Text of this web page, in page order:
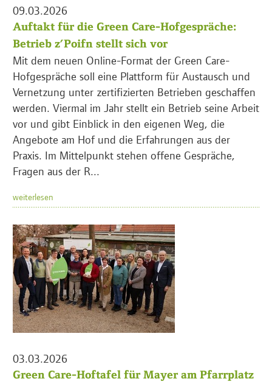
09.03.2026
Auftakt für die Green Care-Hofgespräche:
Betrieb z’Poifn stellt sich vor
Mit dem neuen Online-Format der Green Care-
Hofgespräche soll eine Plattform für Austausch und
Vernetzung unter zertifizierten Betrieben geschaffen
werden. Viermal im Jahr stellt ein Betrieb seine Arbeit
vor und gibt Einblick in den eigenen Weg, die
Angebote am Hof und die Erfahrungen aus der
Praxis. Im Mittelpunkt stehen offene Gespräche,
Fragen aus der R...
weiterlesen
03.03.2026
Green Care-Hoftafel für Mayer am Pfarrplatz